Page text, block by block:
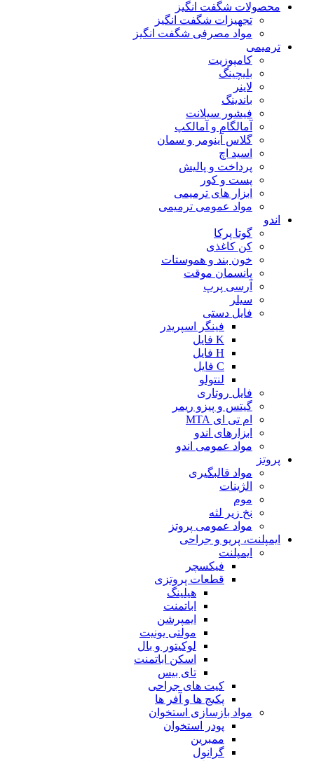
محصولات شگفت انگیز
تجهیزات شگفت انگیز
مواد مصرفی شگفت انگیز
ترمیمی
کامپوزیت
بلیچینگ
لاینر
باندینگ
فیشور سیلانت
آمالگام و آمالکپ
گلاس آینومر و سمان
اسید اچ
پرداخت و پالیش
پست و کور
ابزار های ترمیمی
مواد عمومی ترمیمی
اندو
گوتا پرکا
کن کاغذی
خون بند و هموستات
پانسمان موقت
آرسی پرپ
سیلر
فایل دستی
فینگر اسپریدر
K فایل
H فایل
C فایل
لنتولو
فایل روتاری
گیتس و پیزو ریمر
ام تی ای MTA
ابزارهای اندو
مواد عمومی اندو
پروتز
مواد قالبگیری
الژینات
موم
نخ زیر لثه
مواد عمومی پروتز
ایمپلنت، پریو و جراحی
ایمپلنت
فیکسچر
قطعات پروتزی
هیلینگ
اباتمنت
ایمپرشن
مولتی یونیت
لوکیتور و بال
اسکن اباتمنت
تای بیس
کیت های جراحی
پکیج ها و آفر ها
مواد بازسازی استخوان
پودر استخوان
ممبرین
گرانول